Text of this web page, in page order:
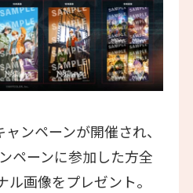
ンペーンが開催され、
ペーンに参加した方全
ル画像をプレゼント。